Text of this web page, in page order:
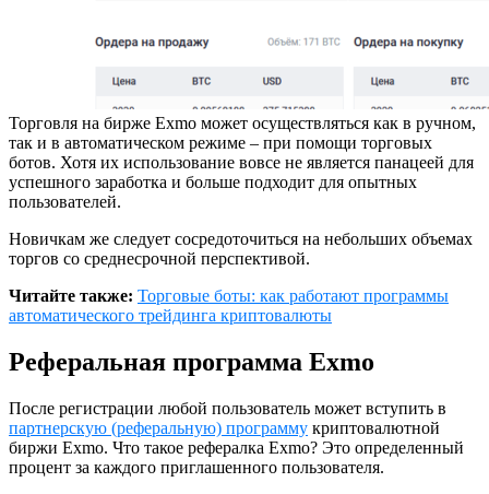
Торговля на бирже Exmo может осуществляться как в ручном,
так и в автоматическом режиме – при помощи торговых
ботов. Хотя их использование вовсе не является панацеей для
успешного заработка и больше подходит для опытных
пользователей.
Новичкам же следует сосредоточиться на небольших объемах
торгов со среднесрочной перспективой.
Читайте также: Торговые боты: как работают программы
автоматического трейдинга криптовалюты
Реферальная программа Exmo
После регистрации любой пользователь может вступить в
партнерскую (реферальную) программу криптовалютной
биржи Exmo. Что такое рефералка Exmo? Это определенный
процент за каждого приглашенного пользователя.